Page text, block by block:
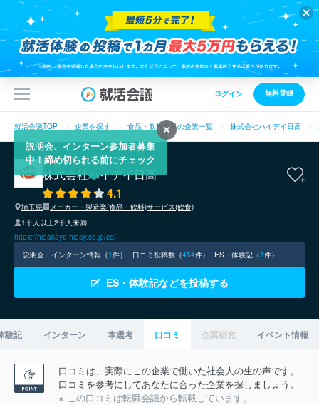
ログイン 無料登録
就活会議TOP 企業を探す 食品・飲料業界の企業一覧 株式会社ハイデイ日高
株式会社ハイデイ日高
4.1
埼玉県 メーカー・製造業(食品・飲料)サービス(飲食)
1千人以上2千人未満
https://hidakaya.hiday.co.jp/co/
説明会、インターン参加者募集
中！締め切られる前にチェック
説明会・インターン情報（1件） 口コミ投稿数（454件） ES・体験記（5件）
ES・体験記などを投稿する
験記 インターン 本選考 口コミ 企業研究 イベント情報
口コミは、実際にこの企業で働いた社会人の生の声です。
口コミを参考にしてあなたに合った企業を探しましょう。
※ この口コミは転職会議から転載しています。